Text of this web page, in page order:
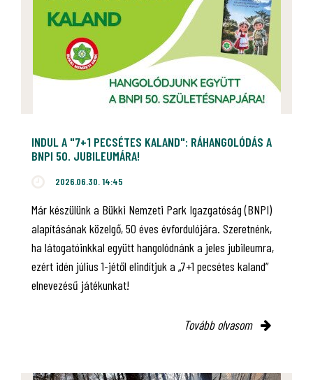
INDUL A "7+1 PECSÉTES KALAND": RÁHANGOLÓDÁS A
BNPI 50. JUBILEUMÁRA!
2026.06.30. 14:45
Már készülünk a Bükki Nemzeti Park Igazgatóság (BNPI)
alapításának közelgő, 50 éves évfordulójára. Szeretnénk,
ha látogatóinkkal együtt hangolódnánk a jeles jubileumra,
ezért idén július 1-jétől elindítjuk a „7+1 pecsétes kaland”
elnevezésű játékunkat!
Tovább olvasom